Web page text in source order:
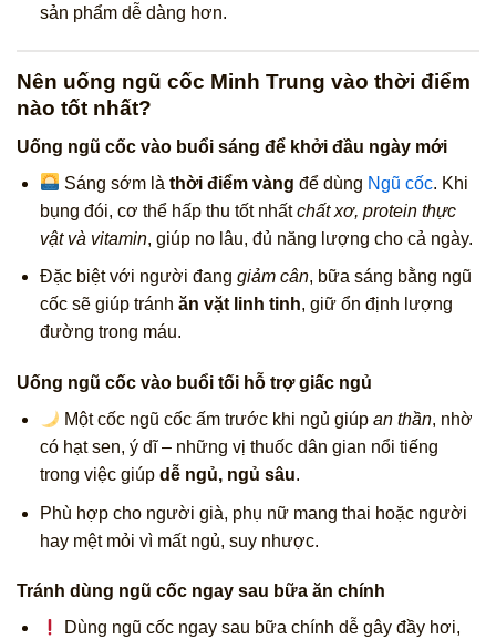
sản phẩm dễ dàng hơn.
Nên uống ngũ cốc Minh Trung vào thời điểm
nào tốt nhất?
Uống ngũ cốc vào buổi sáng để khởi đầu ngày mới
Sáng sớm làthời điểm vàng để dùng Ngũ cốc. Khi
bụng đói, cơ thể hấp thu tốt nhấtchất xơ, protein thực
vật và vitamin, giúp no lâu, đủ năng lượng cho cả ngày.
Đặc biệt với người đang giảm cân, bữa sáng bằng ngũ
cốc sẽ giúp tránh ăn vặt linh tinh, giữ ổn định lượng
đường trong máu.
Uống ngũ cốc vào buổi tối hỗ trợ giấc ngủ
Một cốc ngũ cốc ấm trước khi ngủ giúpan thần, nhờ
có hạt sen, ý dĩ – những vị thuốc dân gian nổi tiếng
trong việc giúp dễ ngủ, ngủ sâu.
Phù hợp cho người già, phụ nữ mang thai hoặc người
hay mệt mỏi vì mất ngủ, suy nhược.
Tránh dùng ngũ cốc ngay sau bữa ăn chính
Dùng ngũ cốc ngay sau bữa chính dễ gây đầy hơi,